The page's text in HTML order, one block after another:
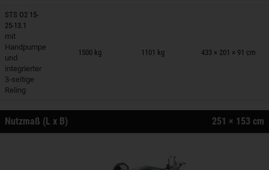
STS O2 15-
25-13.1
mit
Handpumpe
und
integrierter
3-seitige
Reling
1500 kg 1101 kg 433 × 201 × 91 cm
auf Merkzettel
Nutzmaß (L x B) 251 × 153 cm